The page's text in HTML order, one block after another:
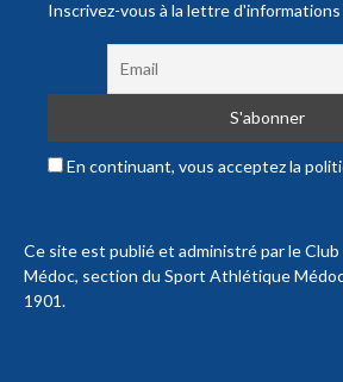
Inscrivez-vous à la lettre d'informations
En continuant, vous acceptez la
Ce site est publié et administré par le
Médoc, section du Sport Athlétique
1901.